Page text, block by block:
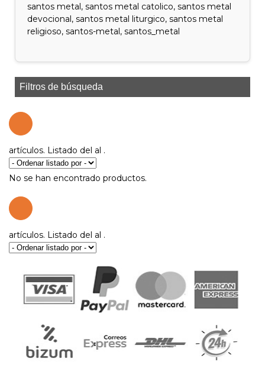
santos metal, santos metal catolico, santos metal
devocional, santos metal liturgico, santos metal
religioso, santos-metal, santos_metal
Filtros de búsqueda
artículos. Listado del al .
No se han encontrado productos.
artículos. Listado del al .